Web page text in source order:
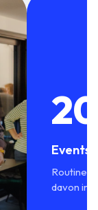
Events
Routine
davon in